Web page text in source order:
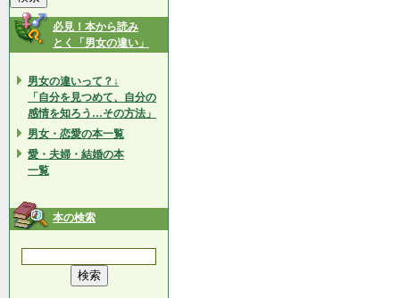
必見！本から読み
とく「男女の違い」
男女の違いって？↓
「自分を見つめて、自分の
感情を知ろう…その方法」
男女・恋愛の本一覧
愛・夫婦・結婚の本
一覧
本の検索